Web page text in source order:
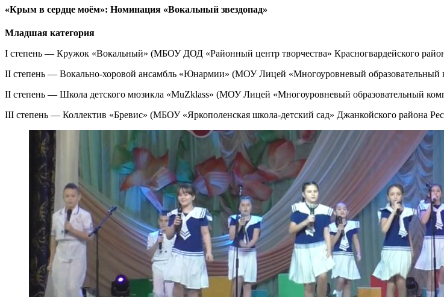
«Крым в сердце моём»: Номинация «Вокальный звездопад»
Младшая категория
I степень — Кружок «Вокальный» (МБОУ ДОД «Районный центр творчества» Красногвардейского
II степень — Вокально-хоровой ансамбль «Юнармии» (МОУ Лицей «Многоуровневый
II степень — Школа детского мюзикла «MuZklass» (МОУ Лицей «Многоуровневый образовательный
III степень — Коллектив «Бревис» (МБОУ «Яркополенская школа-детский сад» Джанкойского района